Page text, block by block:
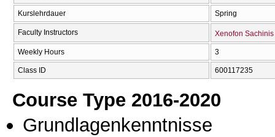
Kurslehrdauer Spring
Faculty Instructors Xenofon Sachinis
Weekly Hours 3
Class ID 600117235
Course Type 2016-2020
Grundlagenkenntnisse